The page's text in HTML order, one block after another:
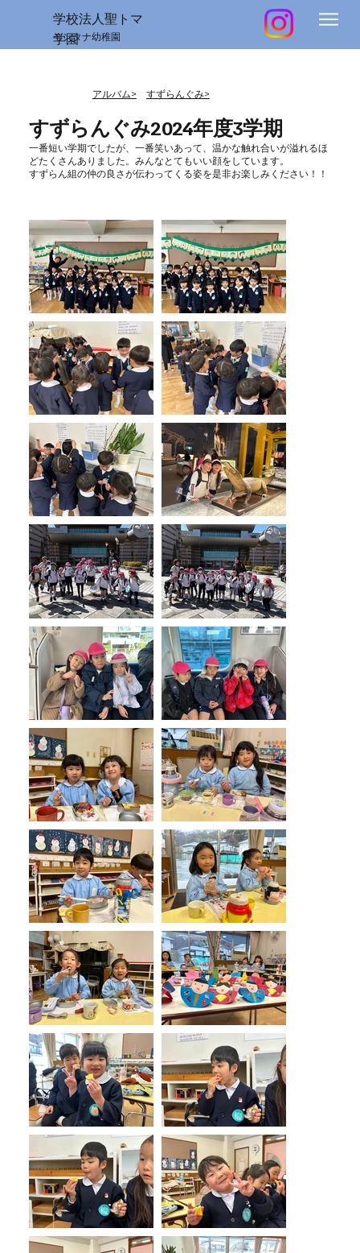
学校法人聖トマ
学園
モンタナ幼稚園
​アルバム> すずらんぐみ>
すずらんぐみ2024年度3学期
一番短い学期でしたが、一番笑いあって、温かな触れ合いが溢れるほ
どたくさんありました。みんなとてもいい顔をしています。
すずらん組の仲の良さが伝わってくる姿を是非お楽しみください！！